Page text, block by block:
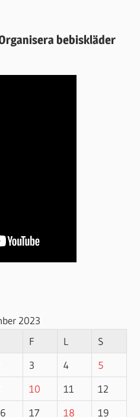
bebiskläder
2023
F L
S
3 4
5
10 11
12
17 18 19